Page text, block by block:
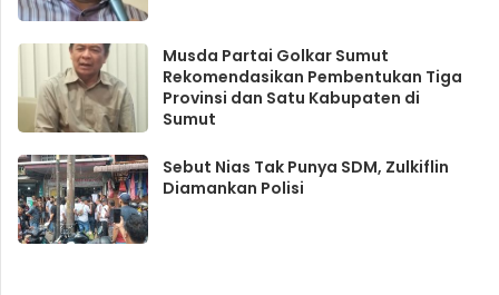
Musda Partai Golkar Sumut
Rekomendasikan Pembentukan Tiga
Provinsi dan Satu Kabupaten di
Sumut
Sebut Nias Tak Punya SDM, Zulkiflin
Diamankan Polisi